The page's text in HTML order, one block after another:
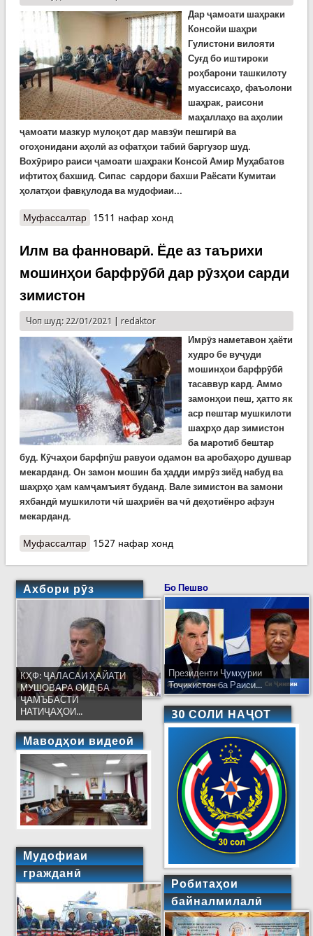
Дар ҷамоати шаҳраки
Консойи шаҳри
Гулистони вилояти
Суғд бо иштироки
роҳбарони ташкилоту
муассисаҳо, фаъолони
шаҳрак, раисони
маҳаллаҳо ва аҳолии
ҷамоати мазкур мулоқот дар мавзӯи пешгирӣ ва
огоҳонидани аҳолӣ аз офатҳои табиӣ баргузор шуд.
Вохӯриро раиси ҷамоати шаҳраки Консой Амир Муҳабатов
ифтитоҳ бахшид. Сипас сардори бахши Раёсати Кумитаи
ҳолатҳои фавқулода ва мудофиаи...
Муфассалтаро Мулоқот бо сокинон ва суҳбат атрофи пешгирӣ
1511 нафар хонд
Илм ва фанноварӣ. Ёде аз таърихи
мошинҳои барфрӯбӣ дар рӯзҳои сарди
зимистон
Чоп шуд: 22/01/2021 | redaktor
Имрӯз наметавон ҳаёти
худро бе вуҷуди
мошинҳои барфрӯбӣ
тасаввур кард. Аммо
замонҳои пеш, ҳатто як
аср пештар мушкилоти
шаҳрҳо дар зимистон
ба маротиб бештар
буд. Кӯчаҳои барфпӯш равуои одамон ва аробаҳоро душвар
мекарданд. Он замон мошин ба ҳадди имрӯз зиёд набуд ва
шаҳрҳо ҳам камҷамъият буданд. Вале зимистон ва замони
яхбандӣ мушкилоти чӣ шаҳриён ва чӣ деҳотиёнро афзун
мекарданд.
Муфассалтаро Илм ва фанноварӣ. Ёде аз таърихи мошинҳои
1527 нафар хонд
Ахбори рӯз
КҲФ: ҶАЛАСАИ ҲАЙАТИ
МУШОВАРА ОИД БА
ҶАМЪБАСТИ
НАТИҶАҲОИ...
Маводҳои видеоӣ
Мудофиаи
гражданӣ
Бо Пешво
Президенти Ҷумҳурии
Тоҷикистон ба Раиси...
30 СОЛИ НАҶОТ
Робитаҳои
байналмилалӣ